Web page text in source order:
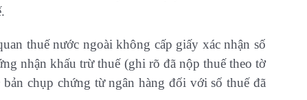
thuế nước ngoài không cấp giấy xác nhận số
nhận khấu trừ thuế (ghi rõ đã nộp thuế theo tờ
chụp chứng từ ngân hàng đối với số thuế đã